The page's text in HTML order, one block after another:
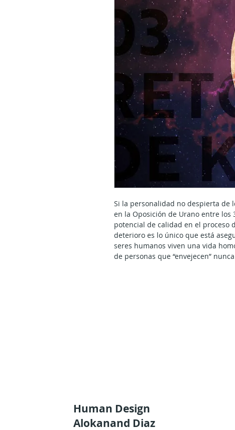
Si la personalidad no despierta de
en la Oposición de Urano entre los
potencial de calidad en el proceso
deterioro es lo único que está
seres humanos viven una vida
de personas que “envejecen”
potencial de la personalidad
Verás, durante los primeros
moviendo conscientemente en el
personalidad pasa
experiencia de otros.
también aprende a reconocer y
Esto abre el potencial para un
Human Design
Alokanand Diaz